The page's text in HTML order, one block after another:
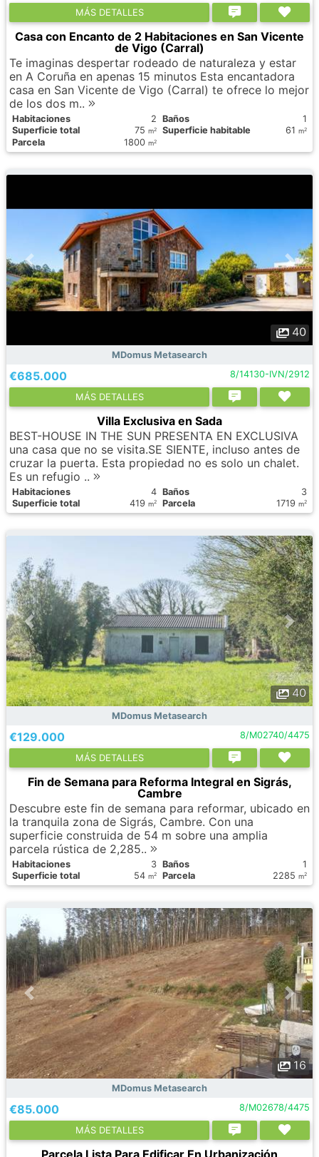
МÁS DETALLES
Casa con Encanto de 2 Habitaciones en San Vicente
de Vigo (Carral)
Te imaginas despertar rodeado de naturaleza y estar
en A Coruña en apenas 15 minutos Esta encantadora
casa en San Vicente de Vigo (Carral) te ofrece lo mejor
de los dos m..
Habitaciones 2 Baños
1
Superficie total
75 m2 Superficie habitable 61 m2
Parcela 1800 m2
40
MDomus Metasearch
€685.000 8/14130-IVN/2912
МÁS DETALLES
Villa Exclusiva en Sada
BEST-HOUSE IN THE SUN PRESENTA EN EXCLUSIVA
una casa que no se visita.SE SIENTE, incluso antes de
cruzar la puerta. Esta propiedad no es solo un chalet.
Es un refugio ..
Habitaciones 4 Baños
3
Superficie total
419 m2 Parcela 1719 m2
40
MDomus Metasearch
€129.000 8/M02740/4475
МÁS DETALLES
Fin de Semana para Reforma Integral en Sigrás,
Cambre
Descubre este fin de semana para reformar, ubicado en
la tranquila zona de Sigrás, Cambre. Con una
superficie construida de 54 m sobre una amplia
parcela rústica de 2,285..
Habitaciones 3 Baños
1
Superficie total
54 m2 Parcela 2285 m2
16
MDomus Metasearch
€85.000 8/M02678/4475
МÁS DETALLES
Parcela Lista Para Edificar En Urbanización